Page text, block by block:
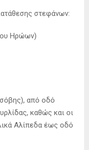
στεφάνων:
Ηρώων)
από οδό
καθώς και οι
Αλίπεδα έως οδό